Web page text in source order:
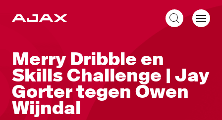
Merry Dribble en
Skills Challenge | Jay
Gorter tegen Owen
Wijndal